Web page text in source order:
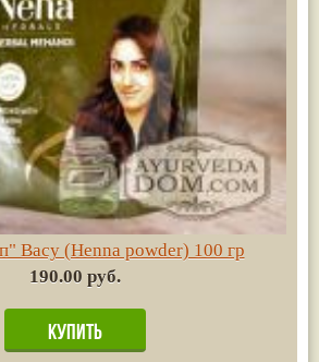
Васу (Henna powder) 100 гр
190.00 руб.